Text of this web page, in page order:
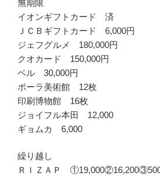
無期限
イオンギフトカード 済
ＪＣＢギフトカード 6,000円
ジェフグルメ 180,000円
クオカード 150,000円
ベル 30,000円
ポーラ美術館 12枚
印刷博物館 16枚
ジョイフル本田 12,000
ギョムカ 6,000
繰り越し
ＲＩＺＡＰ